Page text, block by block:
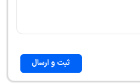
ثبت و ارسال